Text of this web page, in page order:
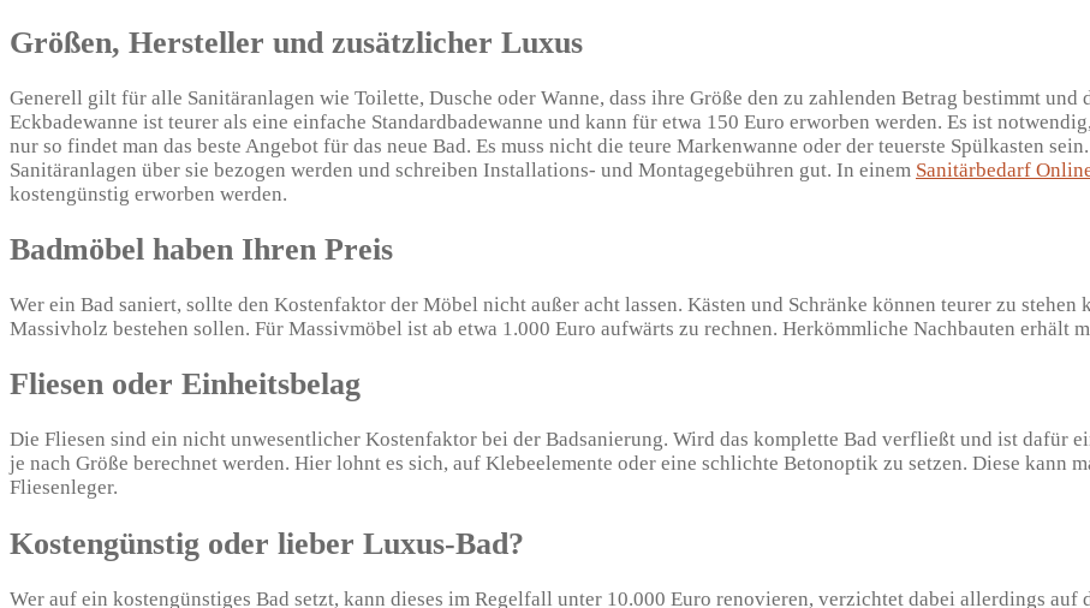
Größen, Hersteller und zusätzlicher Luxus
Generell gilt für alle Sanitäranlagen wie Toilette, Dusche oder Wanne, dass ihre Größe den zu zahlenden Betrag bestimmt und
Eckbadewanne ist teurer als eine einfache Standardbadewanne und kann für etwa 150 Euro erworben werden. Es ist
nur so findet man das beste Angebot für das neue Bad. Es muss nicht die teure Markenwanne oder der teuerste Spülkasten
Sanitäranlagen über sie bezogen werden und schreiben Installations- und Montagegebühren gut. In einem Sanitärbedarf
kostengünstig erworben werden.
Badmöbel haben Ihren Preis
Wer ein Bad saniert, sollte den Kostenfaktor der Möbel nicht außer acht lassen. Kästen und Schränke können teurer zu stehen
Massivholz bestehen sollen. Für Massivmöbel ist ab etwa 1.000 Euro aufwärts zu rechnen. Herkömmliche Nachbauten erhält
Fliesen oder Einheitsbelag
Die Fliesen sind ein nicht unwesentlicher Kostenfaktor bei der Badsanierung. Wird das komplette Bad verfließt und ist dafür
je nach Größe berechnet werden. Hier lohnt es sich, auf Klebeelemente oder eine schlichte Betonoptik zu setzen. Diese kann
Fliesenleger.
Kostengünstig oder lieber Luxus-Bad?
Wer auf ein kostengünstiges Bad setzt, kann dieses im Regelfall unter 10.000 Euro renovieren, verzichtet dabei allerdings auf